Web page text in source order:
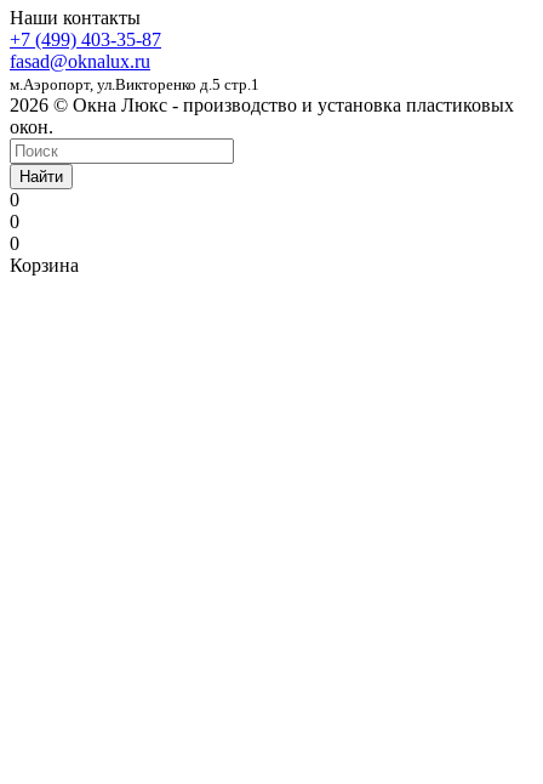
Наши контакты
+7 (499) 403-35-87
fasad@oknalux.ru
м.Аэропорт, ул.Викторенко д.5 стр.1
2026 © Окна Люкс - производство и установка пластиковых
окон.
Найти
0
0
0
Корзина